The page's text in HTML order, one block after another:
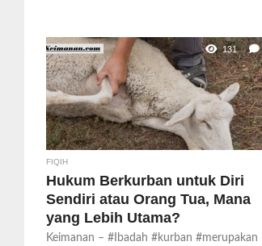
131
FIQIH
Hukum Berkurban untuk Diri
Sendiri atau Orang Tua, Mana
yang Lebih Utama?
Keimanan – #Ibadah #kurban #merupakan